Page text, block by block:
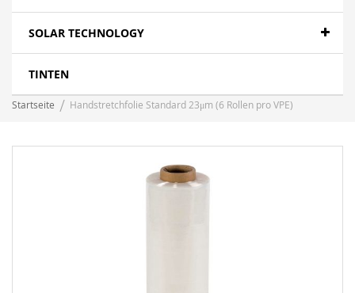
SOLAR TECHNOLOGY
TINTEN
Startseite Handstretchfolie Standard 23μm (6 Rollen pro VPE)